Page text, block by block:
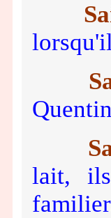
lait,